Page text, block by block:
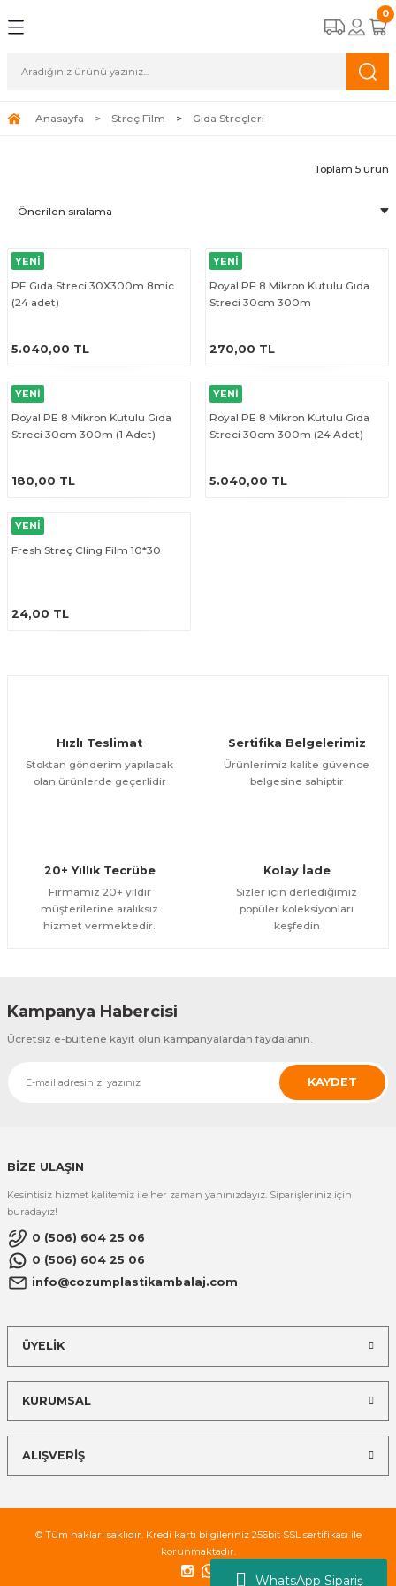
WhatsApp Sipariş
Gözlükleri
Maskeler
Solunum Koruyucu
FFP2/N95 Maskeler
0
Anasayfa Streç Film Gıda Streçleri
Toplam 5 ürün
YENİ
PE Gıda Streci 30X300m 8mic
(24 adet)
5.040,00 TL
YENİ
Royal PE 8 Mikron Kutulu Gıda
Streci 30cm 300m
270,00 TL
YENİ
Royal PE 8 Mikron Kutulu Gıda
Streci 30cm 300m (1 Adet)
180,00 TL
YENİ
Royal PE 8 Mikron Kutulu Gıda
Streci 30cm 300m (24 Adet)
5.040,00 TL
YENİ
Fresh Streç Cling Film 10*30
24,00 TL
Hızlı Teslimat
Stoktan gönderim yapılacak
olan ürünlerde geçerlidir
Sertifika Belgelerimiz
Ürünlerimiz kalite güvence
belgesine sahiptir
20+ Yıllık Tecrübe
Firmamız 20+ yıldır
müşterilerine aralıksız
hizmet vermektedir.
Kolay İade
Sizler için derlediğimiz
popüler koleksiyonları
keşfedin
Kampanya Habercisi
Ücretsiz e-bültene kayıt olun kampanyalardan faydalanın.
KAYDET
BİZE ULAŞIN
Kesintisiz hizmet kalitemiz ile her zaman yanınızdayız. Siparişleriniz için
buradayız!
0 (506) 604 25 06
0 (506) 604 25 06
info@cozumplastikambalaj.com
ÜYELİK
KURUMSAL
ALIŞVERİŞ
© Tüm hakları saklıdır. Kredi kartı bilgileriniz 256bit SSL sertifikası ile
korunmaktadır.